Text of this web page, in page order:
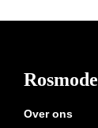
Footer
Rosmode
Over ons